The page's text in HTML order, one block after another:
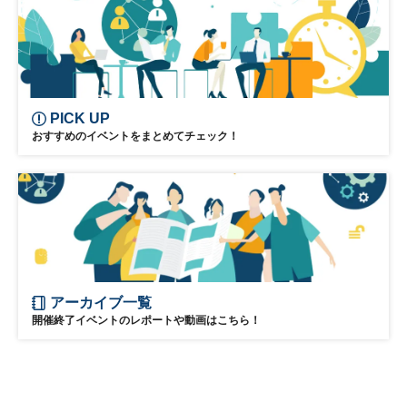
参加無料
PICK UP
おすすめのイベントをまとめてチェック！
アーカイブ一覧
開催終了イベントのレポートや動画はこちら！